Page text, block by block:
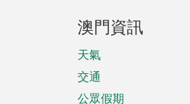
澳門資訊
天氣
交通
公眾假期